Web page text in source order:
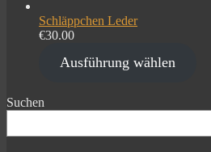
Schläppchen Leder
€30.00
Ausführung wählen
Suchen